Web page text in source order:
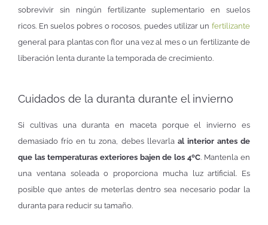
sobrevivir sin ningún fertilizante suplementario en suelos
ricos. En suelos pobres o rocosos, puedes utilizar un fertilizante
general para plantas con flor una vez al mes o un fertilizante de
liberación lenta durante la temporada de crecimiento.
Cuidados de la duranta durante el invierno
Si cultivas una duranta en maceta porque el invierno es
demasiado frío en tu zona, debes llevarla al interior antes de
que las temperaturas exteriores bajen de los 4ºC. Mantenla en
una ventana soleada o proporciona mucha luz artificial. Es
posible que antes de meterlas dentro sea necesario podar la
duranta para reducir su tamaño.